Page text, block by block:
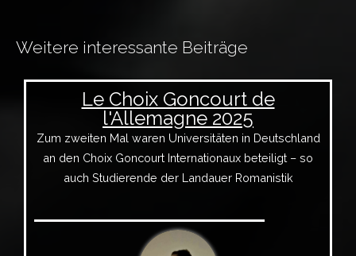
Weitere interessante Beiträge
Le Choix Goncourt de
l'Allemagne 2025
Zum zweiten Mal waren Universitäten in Deutschland
an den Choix Goncourt Internationaux beteiligt – so
auch Studierende der Landauer Romanistik